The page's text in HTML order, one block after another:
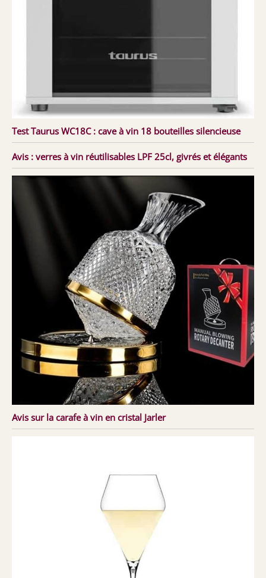
Test Taurus WC18C : cave à vin 18 bouteilles silencieuse
Avis : verres à vin réutilisables LPF 25cl, givrés et élégants
Avis sur la carafe à vin en cristal Jarler